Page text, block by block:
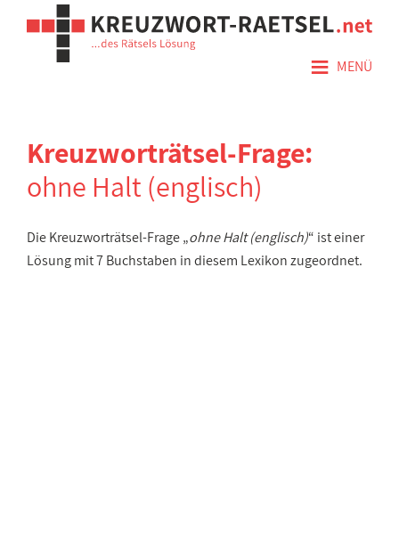
≡ MENÜ
Kreuzworträtsel-Frage:
ohne Halt (englisch)
Die Kreuzworträtsel-Frage „ohne Halt (englisch)“ ist einer
Lösung mit 7 Buchstaben in diesem Lexikon zugeordnet.